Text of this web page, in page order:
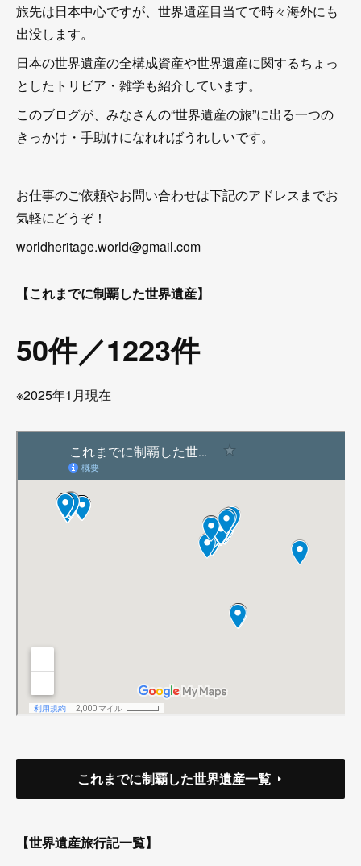
旅先は日本中心ですが、世界遺産目当てで時々海外にも
出没します。
日本の世界遺産の全構成資産や世界遺産に関するちょっ
としたトリビア・雑学も紹介しています。
このブログが、みなさんの“世界遺産の旅”に出る一つの
きっかけ・手助けになれればうれしいです。
お仕事のご依頼やお問い合わせは下記のアドレスまでお
気軽にどうぞ！
worldheritage.world@gmail.com
【これまでに制覇した世界遺産】
50件／1223件
※2025年1月現在
これまでに制覇した世界遺産一覧
【世界遺産旅行記一覧】